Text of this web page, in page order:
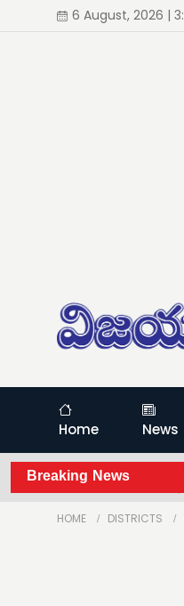
6 August, 2026 |
Home News
Breaking News
HOME DISTRICTS